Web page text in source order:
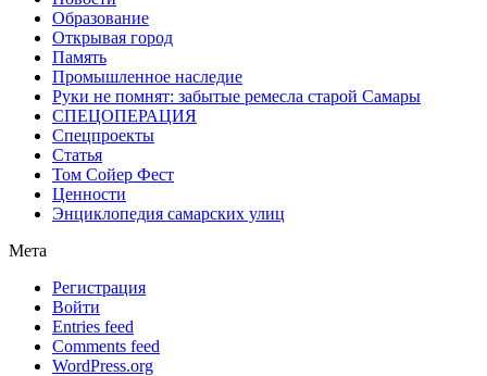
Образование
Открывая город
Память
Промышленное наследие
Руки не помнят: забытые ремесла старой Самары
СПЕЦОПЕРАЦИЯ
Спецпроекты
Статья
Том Сойер Фест
Ценности
Энциклопедия самарских улиц
Мета
Регистрация
Войти
Entries feed
Comments feed
WordPress.org